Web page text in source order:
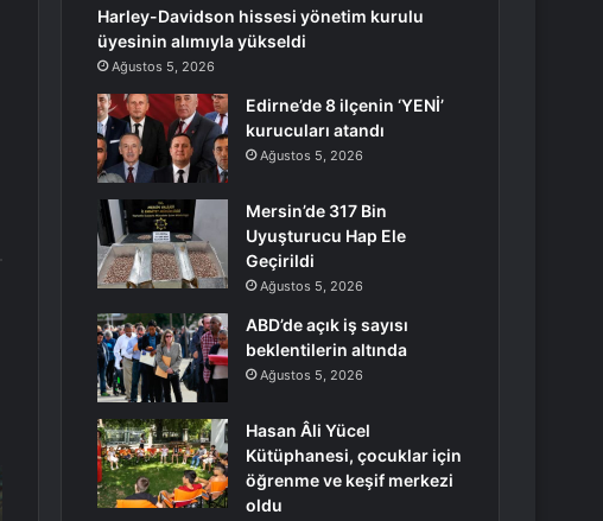
Harley-Davidson hissesi yönetim kurulu
üyesinin alımıyla yükseldi
Ağustos 5, 2026
Edirne’de 8 ilçenin ‘YENİ’
kurucuları atandı
Ağustos 5, 2026
Mersin’de 317 Bin
Uyuşturucu Hap Ele
Geçirildi
Ağustos 5, 2026
ABD’de açık iş sayısı
beklentilerin altında
Ağustos 5, 2026
Hasan Âli Yücel
Kütüphanesi, çocuklar için
öğrenme ve keşif merkezi
oldu